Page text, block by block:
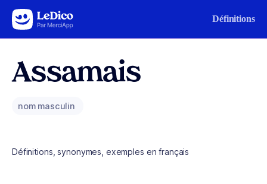
Aller au contenu Définitions
Assamais
nom masculin
Définitions, synonymes, exemples en français